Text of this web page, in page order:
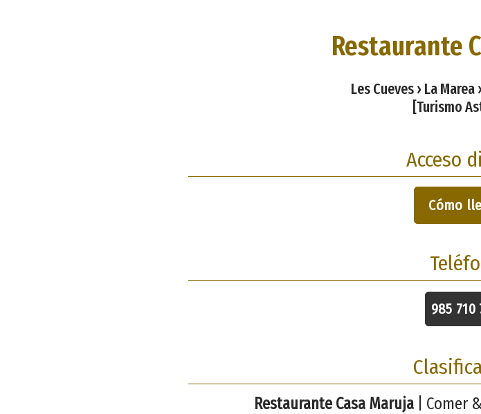
Restaurante
Les Cueves › La
[Turismo
Acceso
Cómo
985 710
Restaurante Casa Maruja | Comer